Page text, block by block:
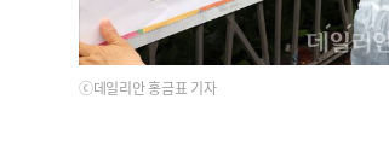
ⓒ데일리안 홍금표 기자